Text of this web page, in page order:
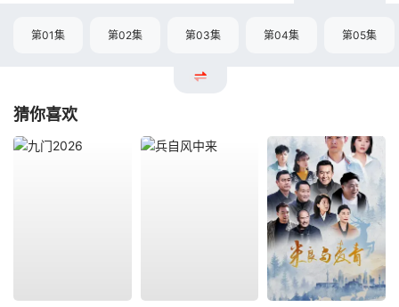
第01集 第02集 第03集 第04集 第05集
猜你喜欢